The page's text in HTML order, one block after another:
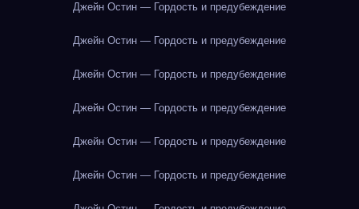
Джейн Остин — Гордость и предубеждение
Джейн Остин — Гордость и предубеждение
Джейн Остин — Гордость и предубеждение
Джейн Остин — Гордость и предубеждение
Джейн Остин — Гордость и предубеждение
Джейн Остин — Гордость и предубеждение